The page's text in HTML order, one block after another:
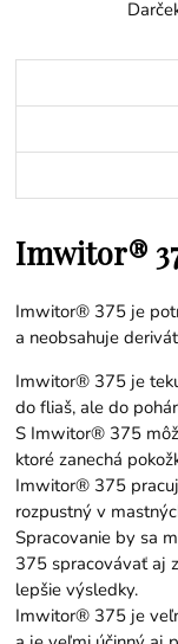
Imwitor®
Imwitor® 375 je
a neobsahuje
Imwitor® 375 je
do fliaš, ale do
S Imwitor® 375
ktoré zanechá
Imwitor® 375
rozpustný v
Spracovanie by sa
375 spracovávať aj
lepšie výsledky.
Imwitor® 375 je